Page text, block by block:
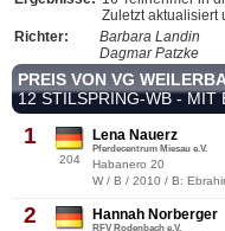
Zuletzt aktualisiert
Richter:
Barbara Landin
Dagmar Patzke
PREIS VON VG
12 STILSPRING-WB - MIT
1
204
Lena Nauerz
Pferdecentrum Miesau e.V.
Habanero 20
W / B / 2010 / B:
2 Hannah Norberger
RFV Rodenbach e.V.